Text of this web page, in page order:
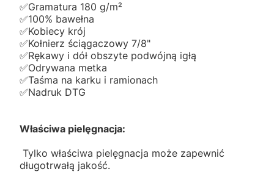
✅️Gramatura 180 g/m²
✅️100% bawełna
✅️Kobiecy krój
✅️Kołnierz ściągaczowy 7/8"
✅️Rękawy i dół obszyte podwójną igłą
✅️Odrywana metka
✅️Taśma na karku i ramionach
✅️Nadruk DTG
Właściwa pielęgnacja:
Tylko właściwa pielęgnacja może zapewnić
długotrwałą jakość.